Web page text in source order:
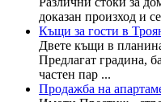
доказан произход и
Къщи за гости в
Двете къщи в
Предлагат градина,
частен пар ...
Продажба на